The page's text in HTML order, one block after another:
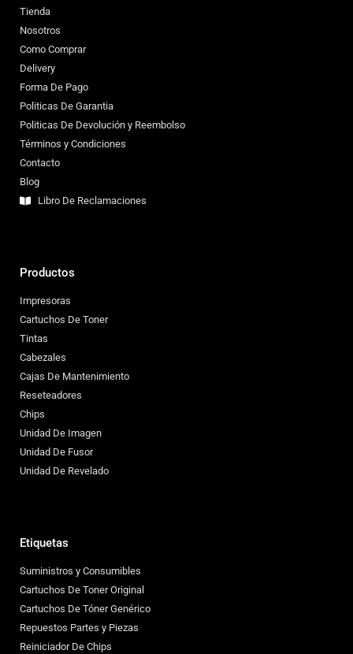
Tienda
Nosotros
Como Comprar
Delivery
Forma De Pago
Politicas De Garantia
Politicas De Devolución y Reembolso
Términos y Condiciones
Contacto
Blog
Libro De Reclamaciones
Productos
Impresoras
Cartuchos De Toner
Tintas
Cabezales
Cajas De Mantenimiento
Reseteadores
Chips
Unidad De Imagen
Unidad De Fusor
Unidad De Revelado
Etiquetas
Suministros y Consumibles
Cartuchos De Toner Original
Cartuchos De Tóner Genérico
Repuestos Partes y Piezas
Reiniciador De Chips